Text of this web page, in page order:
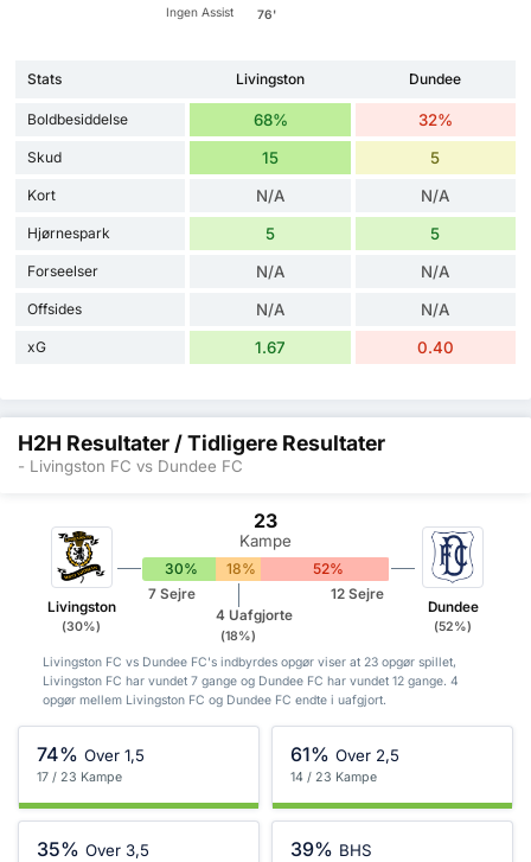
Ingen Assist 76'
Stats Livingston Dundee
Boldbesiddelse 68% 32%
Skud 15 5
Kort N/A N/A
Hjørnespark 5 5
Forseelser N/A N/A
Offsides N/A N/A
xG 1.67 0.40
H2H Resultater / Tidligere Resultater
- Livingston FC vs Dundee FC
Livingston
(30%)
23
Kampe
30% 18% 52%
7 Sejre
4 Uafgjorte
(18%)
12 Sejre
Dundee
(52%)
Livingston FC vs Dundee FC's indbyrdes opgør viser at 23 opgør spillet,
Livingston FC har vundet 7 gange og Dundee FC har vundet 12 gange. 4
opgør mellem Livingston FC og Dundee FC endte i uafgjort.
74% Over 1,5
17 / 23 Kampe
61% Over 2,5
14 / 23 Kampe
35% Over 3,5 39% BHS